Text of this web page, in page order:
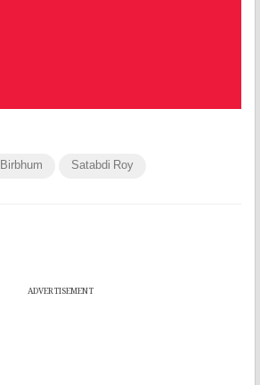
Birbhum Satabdi Roy
ADVERTISEMENT